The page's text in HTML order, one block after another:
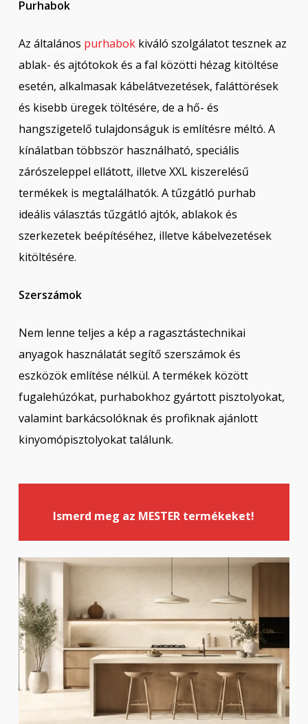
Purhabok
Az általános purhabokkiváló szolgálatot tesznek az
ablak- és ajtótokok és a fal közötti hézag kitöltése
esetén, alkalmasak kábelátvezetések, faláttörések
és kisebb üregek töltésére, de a hő- és
hangszigetelő tulajdonságuk is említésre méltó. A
kínálatban többször használható, speciális
zárószeleppel ellátott, illetve XXL kiszerelésű
termékek is megtalálhatók. A tűzgátló purhab
ideális választás tűzgátló ajtók, ablakok és
szerkezetek beépítéséhez, illetve kábelvezetések
kitöltésére.
Szerszámok
Nem lenne teljes a kép a ragasztástechnikai
anyagok használatát segítő szerszámok és
eszközök említése nélkül. A termékek között
fugalehúzókat, purhabokhoz gyártott pisztolyokat,
valamint barkácsolóknak és profiknak ajánlott
kinyomópisztolyokat találunk.
Ismerd meg az MESTER termékeket!